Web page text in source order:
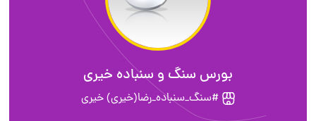
بورس سنگ و سنباده خیری
#سنگ_سنباده_رضا(خیری) خیری